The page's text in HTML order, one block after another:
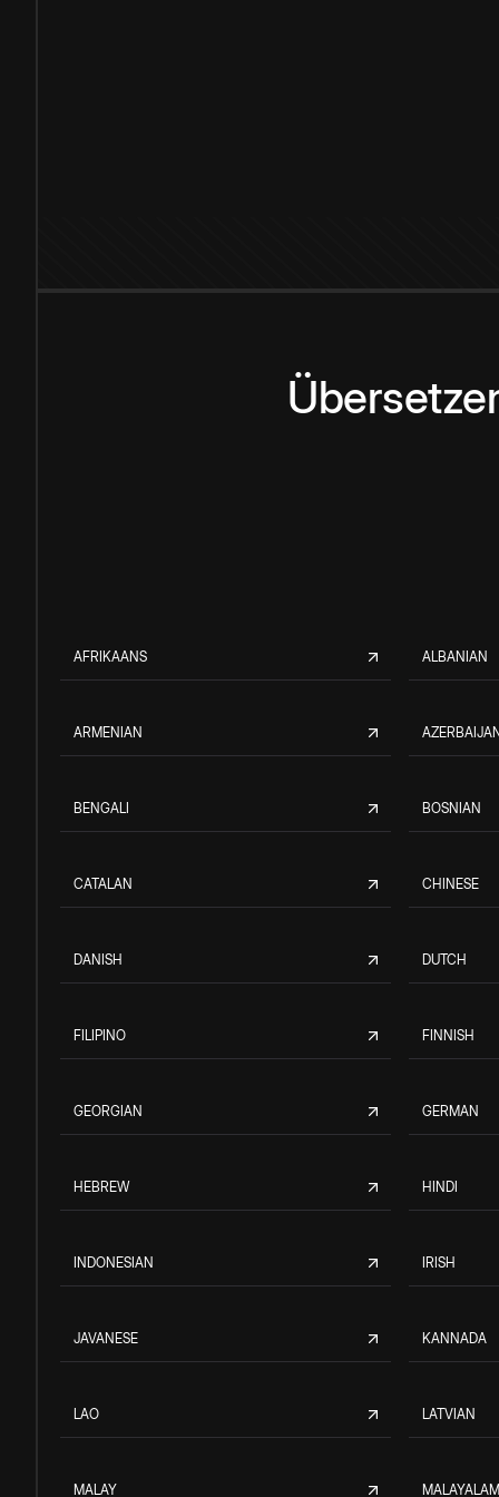
AFRIKAANS ALBANIAN
ARMENIAN
BENGALI BOSNIAN
CATALAN CHINESE
DANISH DUTCH
FILIPINO FINNISH
GEORGIAN GERMAN
HEBREW HINDI
INDONESIAN IRISH
JAVANESE KANNADA
LAO LATVIAN
MALAY MALAYALAM